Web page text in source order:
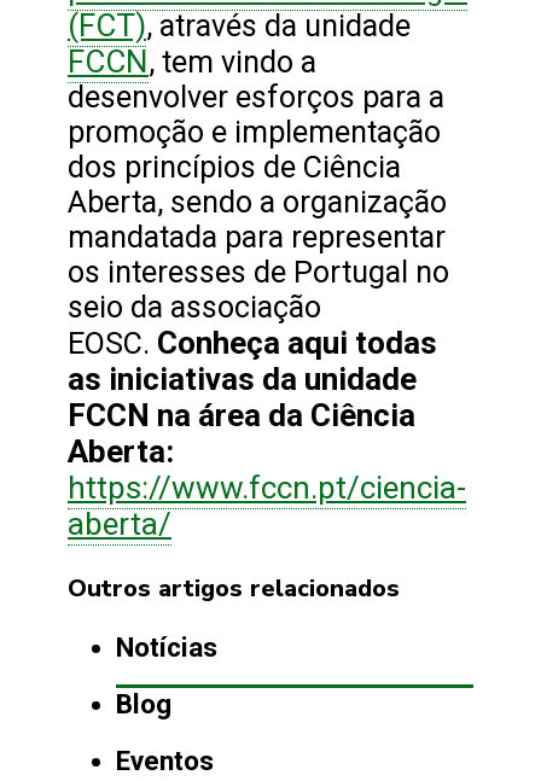
(FCT), através da unidade
FCCN, tem vindo a
desenvolver esforços para a
promoção e implementação
dos princípios de Ciência
Aberta, sendo a organização
mandatada para representar
os interesses de Portugal no
seio da associação
EOSC. Conheça aqui todas
as iniciativas da unidade
FCCN na área da Ciência
Aberta:
https://www.fccn.pt/ciencia-
aberta/
Outros artigos relacionados
Notícias
Blog
Eventos